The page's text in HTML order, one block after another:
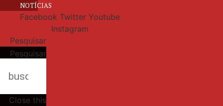
NOTÍCIAS
Facebook Twitter Youtube
Instagram
Pesquisar
Pesquisar
Close this